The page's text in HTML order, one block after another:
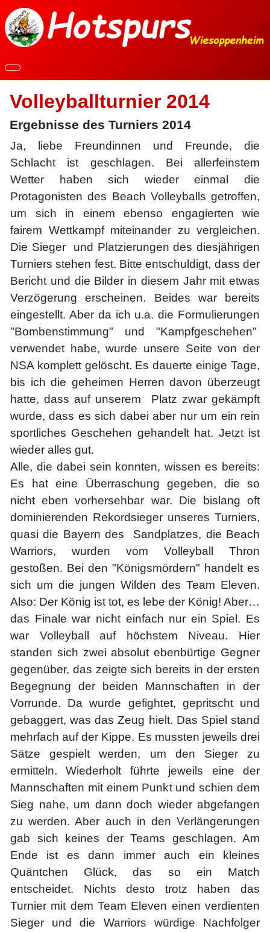
Volleyballturnier 2014
Ergebnisse des Turniers 2014
Ja, liebe Freundinnen und Freunde, die
Schlacht ist geschlagen. Bei allerfeinstem
Wetter haben sich wieder einmal die
Protagonisten des Beach Volleyballs getroffen,
um sich in einem ebenso engagierten wie
fairem Wettkampf miteinander zu vergleichen.
Die Sieger und Platzierungen des diesjährigen
Turniers stehen fest. Bitte entschuldigt, dass der
Bericht und die Bilder in diesem Jahr mit etwas
Verzögerung erscheinen. Beides war bereits
eingestellt. Aber da ich u.a. die Formulierungen
"Bombenstimmung" und "Kampfgeschehen"
verwendet habe, wurde unsere Seite von der
NSA komplett gelöscht. Es dauerte einige Tage,
bis ich die geheimen Herren davon überzeugt
hatte, dass auf unserem Platz zwar gekämpft
wurde, dass es sich dabei aber nur um ein rein
sportliches Geschehen gehandelt hat. Jetzt ist
wieder alles gut.
Alle, die dabei sein konnten, wissen es bereits:
Es hat eine Überraschung gegeben, die so
nicht eben vorhersehbar war. Die bislang oft
dominierenden Rekordsieger unseres Turniers,
quasi die Bayern des Sandplatzes, die Beach
Warriors, wurden vom Volleyball Thron
gestoßen. Bei den "Königsmördern" handelt es
sich um die jungen Wilden des Team Eleven.
Also: Der König ist tot, es lebe der König! Aber…
das Finale war nicht einfach nur ein Spiel. Es
war Volleyball auf höchstem Niveau. Hier
standen sich zwei absolut ebenbürtige Gegner
gegenüber, das zeigte sich bereits in der ersten
Begegnung der beiden Mannschaften in der
Vorrunde. Da wurde gefightet, gepritscht und
gebaggert, was das Zeug hielt. Das Spiel stand
mehrfach auf der Kippe. Es mussten jeweils drei
Sätze gespielt werden, um den Sieger zu
ermitteln. Wiederholt führte jeweils eine der
Mannschaften mit einem Punkt und schien dem
Sieg nahe, um dann doch wieder abgefangen
zu werden. Aber auch in den Verlängerungen
gab sich keines der Teams geschlagen. Am
Ende ist es dann immer auch ein kleines
Quäntchen Glück, das so ein Match
entscheidet. Nichts desto trotz haben das
Turnier mit dem Team Eleven einen verdienten
Sieger und die Warriors würdige Nachfolger